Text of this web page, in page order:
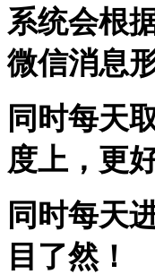
系统会根
微信消息
同时每天
度上，更
同时每天
目了然！